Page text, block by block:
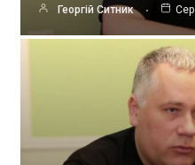
Георгій Ситник